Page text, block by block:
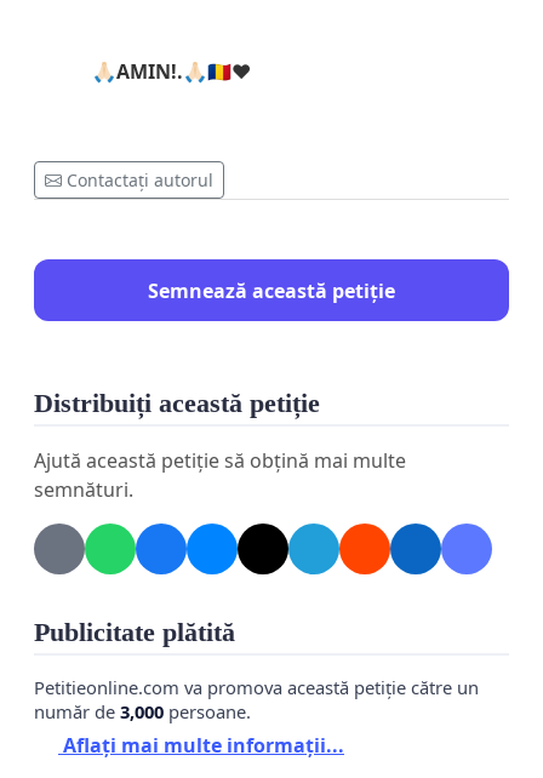
🙏🏻AMIN!.🙏🏻🇷🇴❤️
Contactați autorul
Semnează această petiție
Distribuiți această petiție
Ajută această petiție să obțină mai multe
semnături.
Publicitate plătită
Petitieonline.com va promova această petiție către un
număr de 3,000 persoane.
Aflați mai multe informații...